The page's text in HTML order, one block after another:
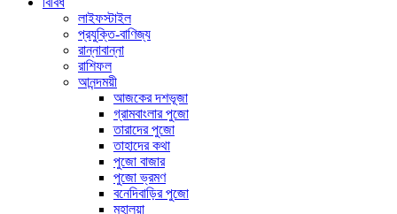
লাইফস্টাইল
প্রযুক্তি-বাণিজ্য
রান্নাবান্না
রাশিফল
আনন্দময়ী
আজকের দশভূজা
গ্রামবাংলার পুজো
তারাদের পুজো
তাহাদের কথা
পুজো বাজার
পুজো ভ্রমণ
বনেদিবাড়ির পুজো
মহালয়া